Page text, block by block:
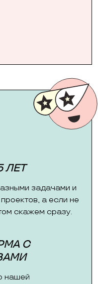
ЛЕТ
задачами и
а если не
скажем сразу.
С
нашей